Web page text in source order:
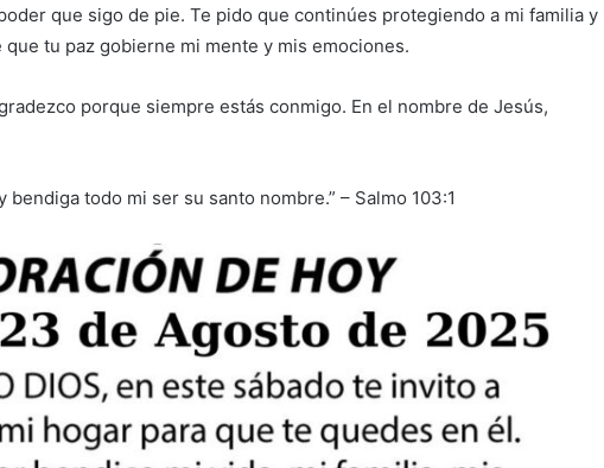
que sigo de pie. Te pido que continúes protegiendo a mi familia y
tu paz gobierne mi mente y mis emociones.
porque siempre estás conmigo. En el nombre de Jesús,
bendiga todo mi ser su santo nombre.” – Salmo 103:1